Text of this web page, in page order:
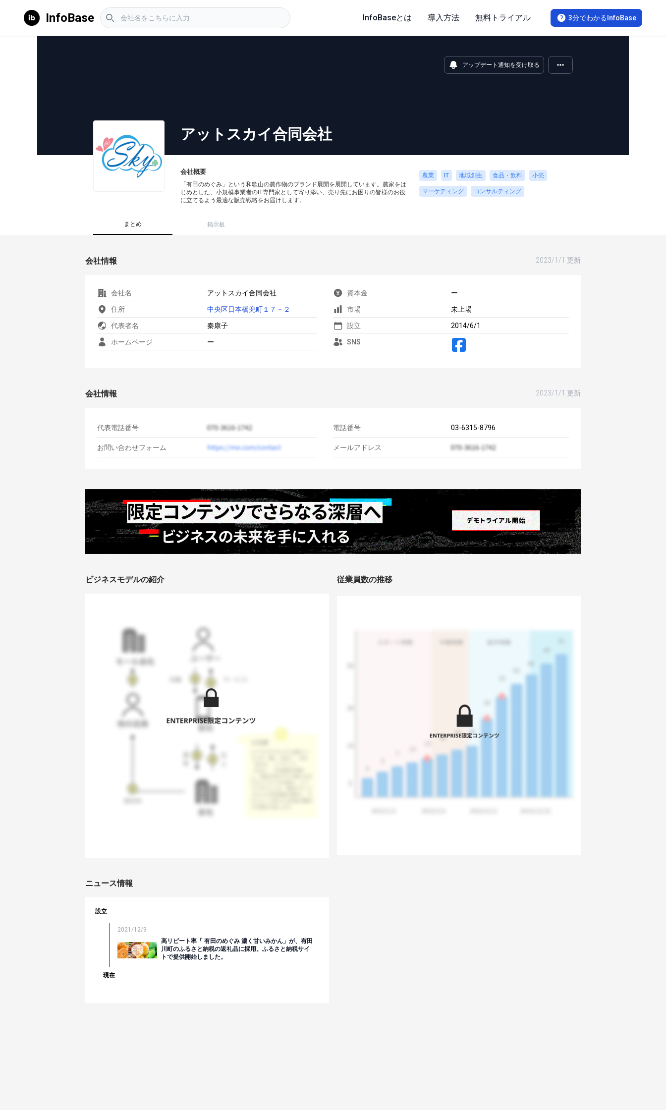
InfoBase 3分でわかるInfoBase
InfoBaseとは 導入方法 無料トライアル
アップデート通知を受け取る
アットスカイ合同会社
会社概要
「有田のめぐみ」という和歌山の農作物のブランド展開を展開しています。農家をは
じめとした、小規模事業者のIT専門家として寄り添い、売り先にお困りの皆様のお役
に立てるよう最適な販売戦略をお届けします。
農業 IT 地域創生 食品・飲料 小売
マーケティング コンサルティング
まとめ 掲示板
会社情報 2023/1/1 更新
会社名 アットスカイ合同会社
住所 中央区日本橋兜町１７－２
代表者名 秦康子
ホームページ ー
資本金 ー
市場 未上場
設立 2014/6/1
SNS
会社情報 2023/1/1 更新
代表電話番号
お問い合わせフォーム
電話番号 03-6315-8796
メールアドレス
ビジネスモデルの紹介 従業員数の推移
ニュース情報
設立
2021/12/9
高リピート率「 有田のめぐみ 濃く甘いみかん」が、有田
川町のふるさと納税の返礼品に採用。ふるさと納税サイ
トで提供開始しました。
現在